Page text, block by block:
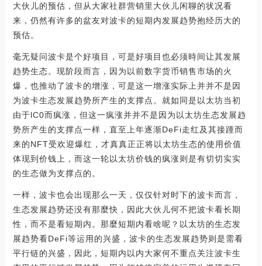
大伙儿的预估，但从大家社群营销里大伙儿闲聊的状况看
来，仍然有许多的盆友对波卡的短期内发展趋势抱经历大的
预估。
毫无疑问波卡是个好项目，可是好项目也必须時间让其发展
趋势生态。现阶段而言，因为以前数字货币销售市场的火
爆，也推动了波卡的增涨，可是这一增涨实际上并并不是因
为波卡生态发展趋势所产生的支撑点。就如同是以太坊当初
由于lC0而疯涨，但这一疯涨并并不是因为以太坊生态发展趋
势所产生的支撑点一样，直至上年逐渐DeFi走红及其接踵而
来的NFT受欢迎爆红，才真真正正将以太坊生态的使用价值
体现到价钱上，而这一轮以太坊价钱的疯涨则是有切切实实
的生态做为支撑点的。
一样，波卡也会出现那么一天，仅仅针对时下的波卡而言，
生态发展趋势还没有那麼快，因此大伙儿何不把波卡看长期
性，而不是看短期内。那麼短期内看啥呢？以太坊的生态发
展趋势看DeFi等运用的兴盛，波卡的生态发展趋势则是需看
平行链的兴盛，因此，短期内以内大家何不重点关注波卡生